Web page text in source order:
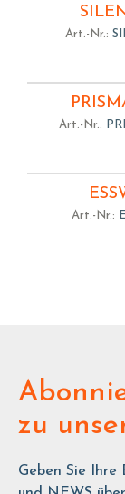
Art.-Nr.:
Art.-Nr.:
Art.-Nr.:
zu
Geben Sie Ihre